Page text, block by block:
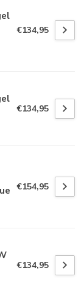
€134,95
€134,95
€154,95
€134,95